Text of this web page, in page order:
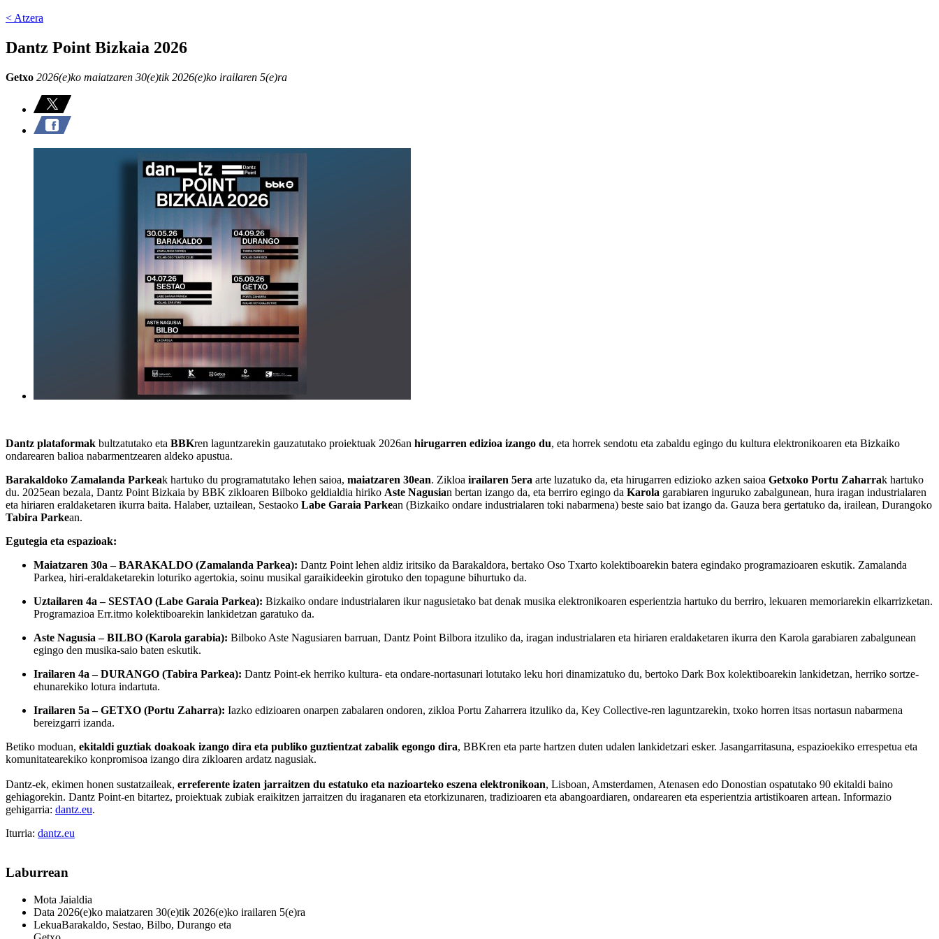
< Atzera
Dantz Point Bizkaia 2026
Getxo 2026(e)ko maiatzaren 30(e)tik 2026(e)ko irailaren 5(e)ra
Dantz plataformak bultzatutako eta BBKren laguntzarekin gauzatutako proiektuak 2026an hirugarren edizioa izango du, eta horrek sendotu eta zabaldu egingo du kultura elektronikoaren eta Bizkaiko
ondarearen balioa nabarmentzearen aldeko apustua.
Barakaldoko Zamalanda Parkeak hartuko du programatutako lehen saioa, maiatzaren 30ean. Zikloa irailaren 5era arte luzatuko da, eta hirugarren edizioko azken saioa Getxoko Portu Zaharrak hartuko
du. 2025ean bezala, Dantz Point Bizkaia by BBK zikloaren Bilboko geldialdia hiriko Aste Nagusian bertan izango da, eta berriro egingo da Karola garabiaren inguruko zabalgunean, hura iragan industrialaren
eta hiriaren eraldaketaren ikurra baita. Halaber, uztailean, Sestaoko Labe Garaia Parkean (Bizkaiko ondare industrialaren toki nabarmena) beste saio bat izango da. Gauza bera gertatuko da, irailean, Durangoko
Tabira Parkean.
Egutegia eta espazioak:
Maiatzaren 30a – BARAKALDO (Zamalanda Parkea): Dantz Point lehen aldiz iritsiko da Barakaldora, bertako Oso Txarto kolektiboarekin batera egindako programazioaren eskutik. Zamalanda
Parkea, hiri-eraldaketarekin loturiko agertokia, soinu musikal garaikideekin girotuko den topagune bihurtuko da.
Uztailaren 4a – SESTAO (Labe Garaia Parkea): Bizkaiko ondare industrialaren ikur nagusietako bat denak musika elektronikoaren esperientzia hartuko du berriro, lekuaren memoriarekin elkarrizketan.
Programazioa Err.itmo kolektiboarekin lankidetzan garatuko da.
Aste Nagusia – BILBO (Karola garabia): Bilboko Aste Nagusiaren barruan, Dantz Point Bilbora itzuliko da, iragan industrialaren eta hiriaren eraldaketaren ikurra den Karola garabiaren zabalgunean
egingo den musika-saio baten eskutik.
Irailaren 4a – DURANGO (Tabira Parkea): Dantz Point-ek herriko kultura- eta ondare-nortasunari lotutako leku hori dinamizatuko du, bertoko Dark Box kolektiboarekin lankidetzan, herriko sortze-
ehunarekiko lotura indartuta.
Irailaren 5a – GETXO (Portu Zaharra): Iazko edizioaren onarpen zabalaren ondoren, zikloa Portu Zaharrera itzuliko da, Key Collective-ren laguntzarekin, txoko horren itsas nortasun nabarmena
bereizgarri izanda.
Betiko moduan, ekitaldi guztiak doakoak izango dira eta publiko guztientzat zabalik egongo dira, BBKren eta parte hartzen duten udalen lankidetzari esker. Jasangarritasuna, espazioekiko errespetua eta
komunitatearekiko konpromisoa izango dira zikloaren ardatz nagusiak.
Dantz-ek, ekimen honen sustatzaileak, erreferente izaten jarraitzen du estatuko eta nazioarteko eszena elektronikoan, Lisboan, Amsterdamen, Atenasen edo Donostian ospatutako 90 ekitaldi baino
gehiagorekin. Dantz Point-en bitartez, proiektuak zubiak eraikitzen jarraitzen du iraganaren eta etorkizunaren, tradizioaren eta abangoardiaren, ondarearen eta esperientzia artistikoaren artean. Informazio
gehigarria: dantz.eu.
Iturria: dantz.eu
Laburrean
Mota Jaialdia
Data 2026(e)ko maiatzaren 30(e)tik 2026(e)ko irailaren 5(e)ra
LekuaBarakaldo, Sestao, Bilbo, Durango eta